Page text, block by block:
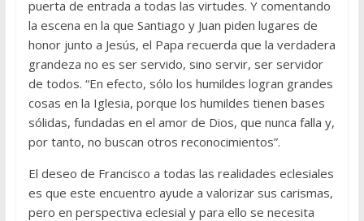
puerta de entrada a todas las virtudes. Y comentando
la escena en la que Santiago y Juan piden lugares de
honor junto a Jesús, el Papa recuerda que la verdadera
grandeza no es ser servido, sino servir, ser servidor
de todos. “En efecto, sólo los humildes logran grandes
cosas en la Iglesia, porque los humildes tienen bases
sólidas, fundadas en el amor de Dios, que nunca falla y,
por tanto, no buscan otros reconocimientos”.
El deseo de Francisco a todas las realidades eclesiales
es que este encuentro ayude a valorizar sus carismas,
pero en perspectiva eclesial y para ello se necesita